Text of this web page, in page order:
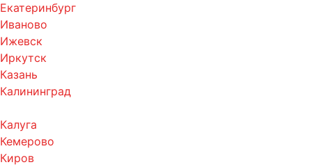
Екатеринбург
Иваново
Ижевск
Иркутск
Казань
Калининград
Калуга
Кемерово
Киров